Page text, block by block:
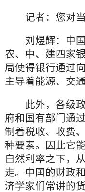
记者：您对当
刘煜辉：中国
农、中、建四家
局使得银行通过
主导着能源、交
此外，各级政
府和国有部门通
制着税收、收费
种要素。因此它
自然利率之下，
走。中国的财政
济学家们常讲的